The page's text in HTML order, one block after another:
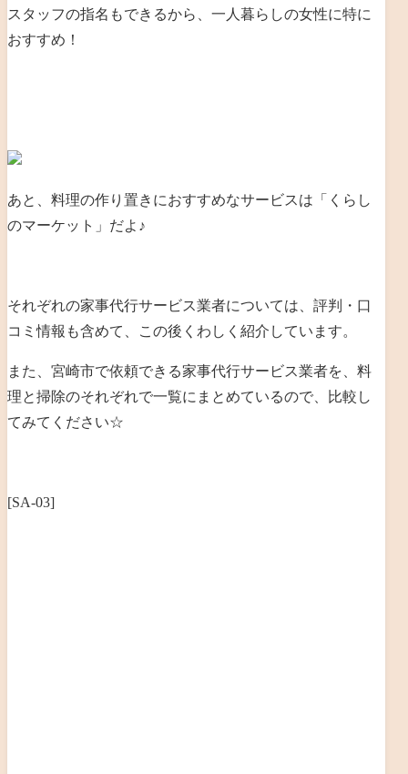
スタッフの指名もできるから、 一人暮らしの女性に特に
おすすめ！
あと、料理の作り置きにおすすめなサービスは「くらし
のマーケット」だよ♪
それぞれの家事代行サービス業者については、評判・口
コミ情報も含めて、この後くわしく紹介しています。
また、宮崎市で依頼できる家事代行サービス業者を、料
理と掃除のそれぞれで一覧にまとめているので、比較し
てみてください☆
[SA-03]